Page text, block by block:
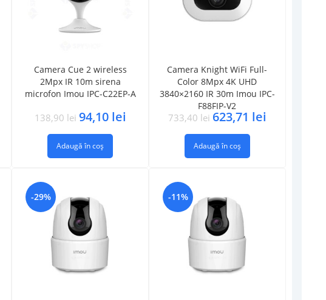
Camera Cue 2 wireless
2Mpx IR 10m sirena
microfon Imou IPC-C22EP-A
138,90 lei 94,10 lei
Adaugă în coș
Camera Knight WiFi Full-
Color 8Mpx 4K UHD
3840×2160 IR 30m Imou IPC-
F88FIP-V2
733,40 lei 623,71 lei
Adaugă în coș
-29% -11%